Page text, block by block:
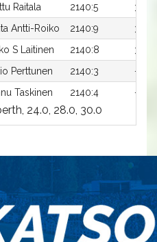
Raitala 2140:5
30,1a
Antti-Roiko 2140:9
32,1a
S Laitinen 2140:8
Perttunen 2140:3
-a
Taskinen 2140:4 -a
24.0, 28.0, 30.0